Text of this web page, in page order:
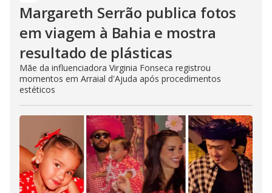
Margareth Serrão publica fotos
em viagem à Bahia e mostra
resultado de plásticas
Mãe da influenciadora Virginia Fonseca registrou
momentos em Arraial d'Ajuda após procedimentos
estéticos